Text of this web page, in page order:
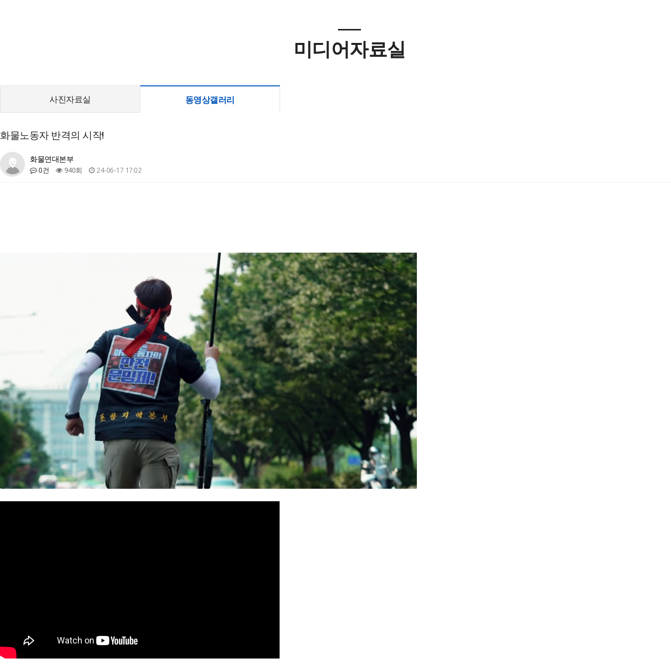
미디어자료실
사진자료실 동영상갤러리
화물노동자 반격의 시작!
화물연대본부
0건 940회 24-06-17 17:02